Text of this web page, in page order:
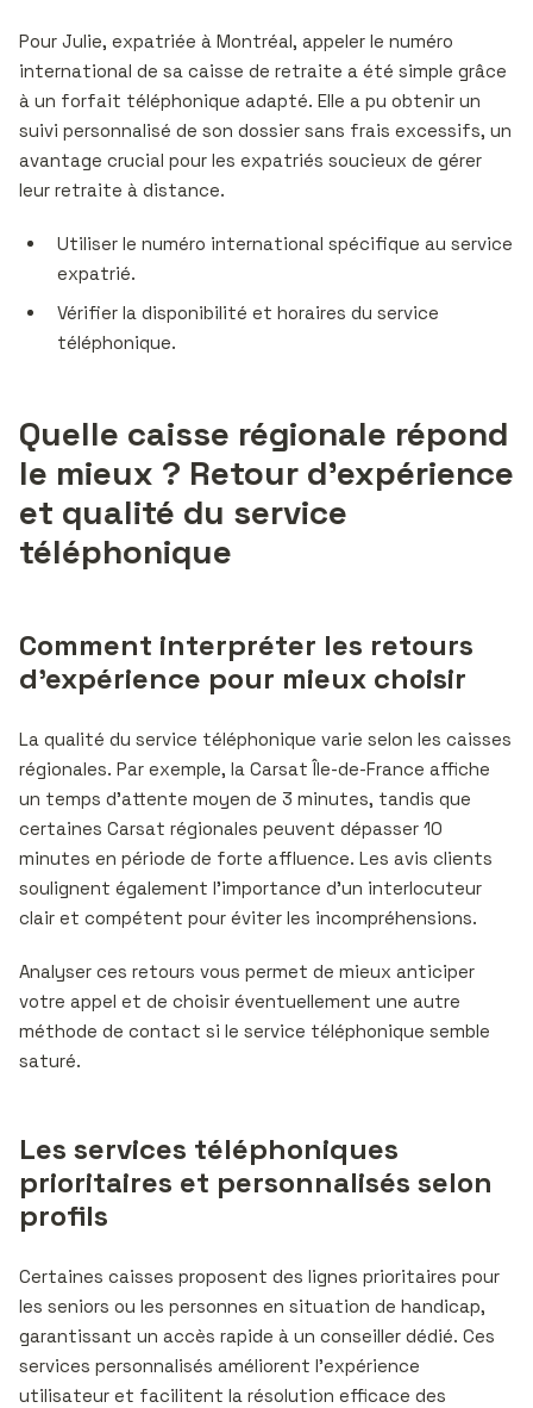
Pour Julie, expatriée à Montréal, appeler le numéro
international de sa caisse de retraite a été simple grâce
à un forfait téléphonique adapté. Elle a pu obtenir un
suivi personnalisé de son dossier sans frais excessifs, un
avantage crucial pour les expatriés soucieux de gérer
leur retraite à distance.
Utiliser le numéro international spécifique au service
expatrié.
Vérifier la disponibilité et horaires du service
téléphonique.
Quelle caisse régionale répond
le mieux ? Retour d’expérience
et qualité du service
téléphonique
Comment interpréter les retours
d’expérience pour mieux choisir
La qualité du service téléphonique varie selon les caisses
régionales. Par exemple, la Carsat Île-de-France affiche
un temps d’attente moyen de 3 minutes, tandis que
certaines Carsat régionales peuvent dépasser 10
minutes en période de forte affluence. Les avis clients
soulignent également l’importance d’un interlocuteur
clair et compétent pour éviter les incompréhensions.
Analyser ces retours vous permet de mieux anticiper
votre appel et de choisir éventuellement une autre
méthode de contact si le service téléphonique semble
saturé.
Les services téléphoniques
prioritaires et personnalisés selon
profils
Certaines caisses proposent des lignes prioritaires pour
les seniors ou les personnes en situation de handicap,
garantissant un accès rapide à un conseiller dédié. Ces
services personnalisés améliorent l’expérience
utilisateur et facilitent la résolution efficace des